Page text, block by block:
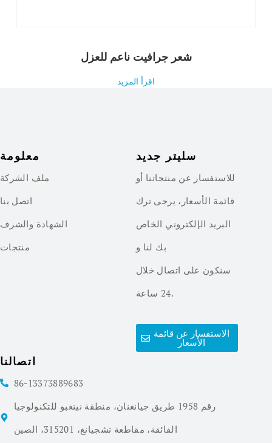
شعر جرافيت ناعم للعزل
اقرأ المزيد
معلومة
ملف الشركة
اتصل بنا
الشهادة والشرف
منتجات
سليتر جديد
للاستفسار عن منتجاتنا أو
قائمة الأسعار، يرجى ترك
البريد الإلكتروني الخاص
بك لنا و
سنكون على اتصال خلال
24 ساعة.
الاستفسار عن قائمة
الأسعار
اتصالنا
86-13373889683
رقم 1958 طريق جيانغنان، منطقة نينغبو للتكنولوجيا
الفائقة، مقاطعة تشجيانغ، 315201، الصين